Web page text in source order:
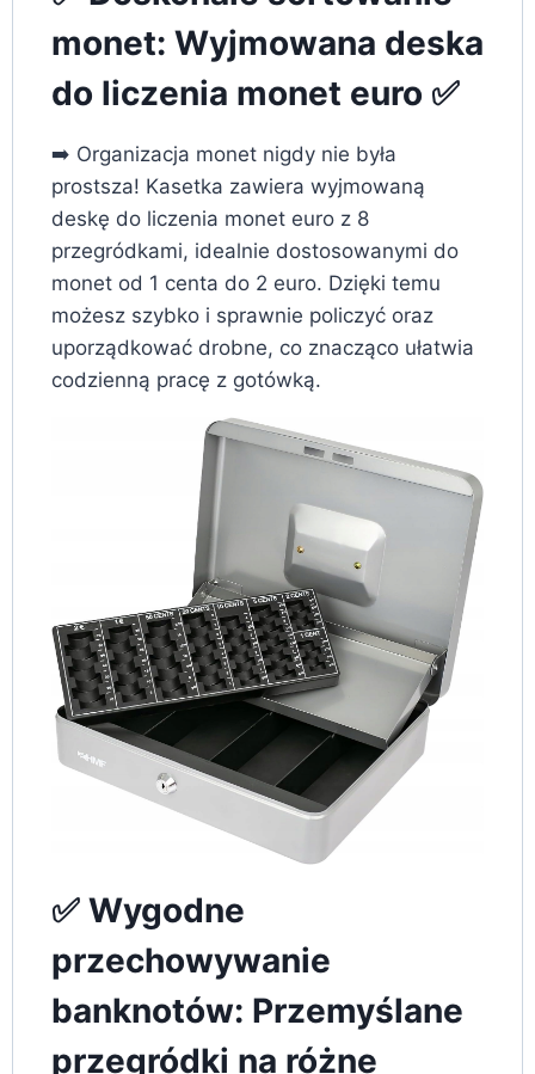
monet: Wyjmowana deska
do liczenia monet euro ✅
➡️ Organizacja monet nigdy nie była
prostsza! Kasetka zawiera wyjmowaną
deskę do liczenia monet euro z 8
przegródkami, idealnie dostosowanymi do
monet od 1 centa do 2 euro. Dzięki temu
możesz szybko i sprawnie policzyć oraz
uporządkować drobne, co znacząco ułatwia
codzienną pracę z gotówką.
✅ Wygodne
przechowywanie
banknotów: Przemyślane
przegródki na różne